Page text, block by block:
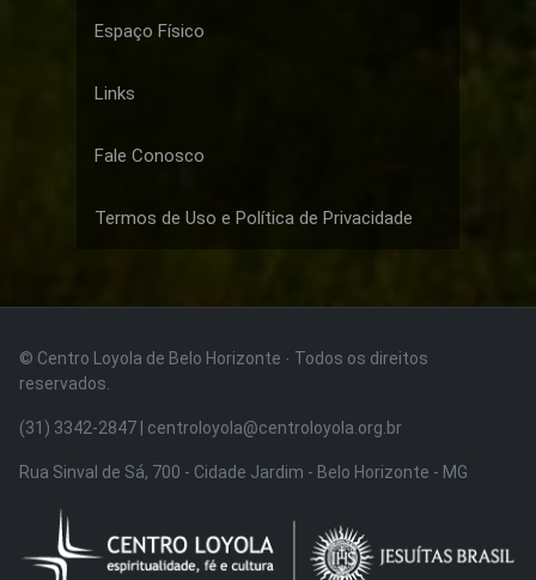
Espaço Físico
Links
Fale Conosco
Termos de Uso e Política de Privacidade
© Centro Loyola de Belo Horizonte · Todos os direitos
reservados.
(31) 3342-2847 | centroloyola@centroloyola.org.br
Rua Sinval de Sá, 700 - Cidade Jardim - Belo Horizonte - MG